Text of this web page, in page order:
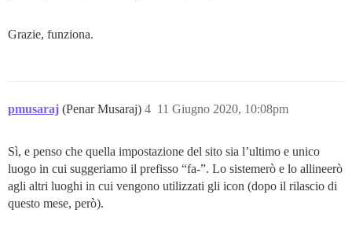
Grazie, funziona.
pmusaraj (Penar Musaraj) 11 Giugno 2020, 10:08pm
4
Sì, e penso che quella impostazione del sito sia l’ultimo e unico
luogo in cui suggeriamo il prefisso “fa-”. Lo sistemerò e lo allineerò
agli altri luoghi in cui vengono utilizzati gli icon (dopo il rilascio di
questo mese, però).